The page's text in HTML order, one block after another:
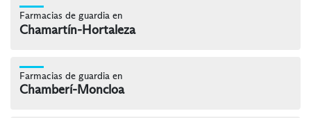
Farmacias de guardia en
Chamartín-Hortaleza
Farmacias de guardia en
Chamberí-Moncloa